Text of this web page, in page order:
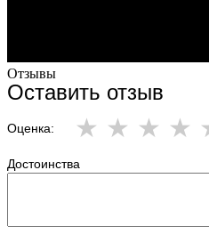
Отзывы
Оставить отзыв
Оценка:
Достоинства